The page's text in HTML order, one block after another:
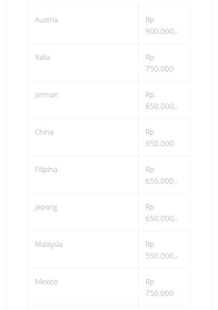
Austria
Rp
900.000,-
Italia
Rp
750.000
Jerman
Rp
850.000,-
China
Rp
950.000
Filipina
Rp
650.000,-
Jepang
Rp
650.000,-
Malaysia
Rp
550.000,-
Mexico
Rp
750.000